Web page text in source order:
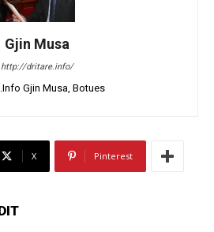
Gjin Musa
http://dritare.info/
Gjin Musa, Botues
X Pinterest